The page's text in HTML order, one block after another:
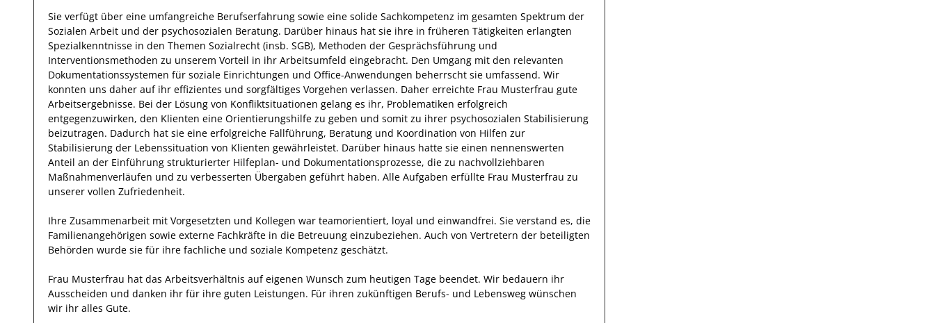
Sie verfügt über eine umfangreiche Berufserfahrung sowie eine solide Sachkompetenz im gesamten Spektrum der
Sozialen Arbeit und der psychosozialen Beratung. Darüber hinaus hat sie ihre in früheren Tätigkeiten erlangten
Spezialkenntnisse in den Themen Sozialrecht (insb. SGB), Methoden der Gesprächsführung und
Interventionsmethoden zu unserem Vorteil in ihr Arbeitsumfeld eingebracht. Den Umgang mit den relevanten
Dokumentationssystemen für soziale Einrichtungen und Office-Anwendungen beherrscht sie umfassend. Wir
konnten uns daher auf ihr effizientes und sorgfältiges Vorgehen verlassen. Daher erreichte Frau Musterfrau gute
Arbeitsergebnisse. Bei der Lösung von Konfliktsituationen gelang es ihr, Problematiken erfolgreich
entgegenzuwirken, den Klienten eine Orientierungshilfe zu geben und somit zu ihrer psychosozialen Stabilisierung
beizutragen. Dadurch hat sie eine erfolgreiche Fallführung, Beratung und Koordination von Hilfen zur
Stabilisierung der Lebenssituation von Klienten gewährleistet. Darüber hinaus hatte sie einen nennenswerten
Anteil an der Einführung strukturierter Hilfeplan- und Dokumentationsprozesse, die zu nachvollziehbaren
Maßnahmenverläufen und zu verbesserten Übergaben geführt haben. Alle Aufgaben erfüllte Frau Musterfrau zu
unserer vollen Zufriedenheit.
Ihre Zusammenarbeit mit Vorgesetzten und Kollegen war teamorientiert, loyal und einwandfrei. Sie verstand es, die
Familienangehörigen sowie externe Fachkräfte in die Betreuung einzubeziehen. Auch von Vertretern der beteiligten
Behörden wurde sie für ihre fachliche und soziale Kompetenz geschätzt.
Frau Musterfrau hat das Arbeitsverhältnis auf eigenen Wunsch zum heutigen Tage beendet. Wir bedauern ihr
Ausscheiden und danken ihr für ihre guten Leistungen. Für ihren zukünftigen Berufs- und Lebensweg wünschen
wir ihr alles Gute.